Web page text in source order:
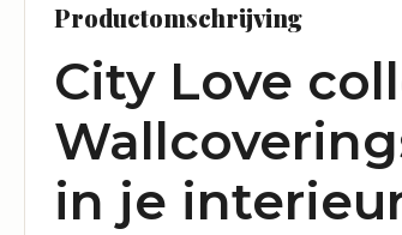
Productomschrijving
City Love
in je